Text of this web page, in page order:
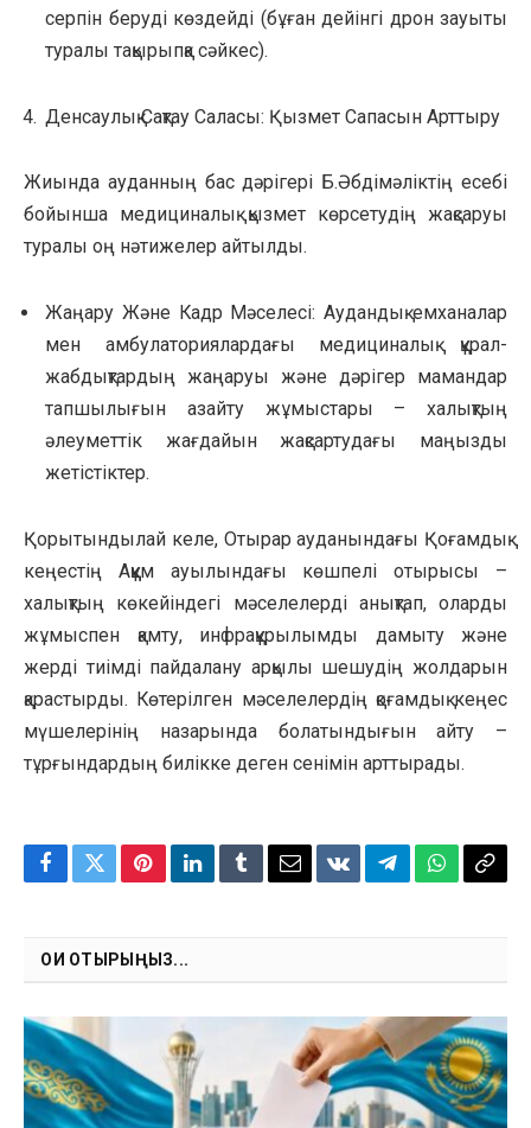
серпін беруді көздейді (бұған дейінгі дрон зауыты
туралы тақырыпқа сәйкес).
Денсаулық Сақтау Саласы: Қызмет Сапасын Арттыру
Жиында ауданның бас дәрігері Б.Әбдімәліктің есебі
бойынша медициналық қызмет көрсетудің жақсаруы
туралы оң нәтижелер айтылды.
Жаңару Және Кадр Мәселесі: Аудандық емханалар
мен амбулаториялардағы медициналық құрал-
жабдықтардың жаңаруы және дәрігер мамандар
тапшылығын азайту жұмыстары – халықтың
әлеуметтік жағдайын жақсартудағы маңызды
жетістіктер.
Қорытындылай келе, Отырар ауданындағы Қоғамдық
кеңестің Аққұм ауылындағы көшпелі отырысы –
халықтың көкейіндегі мәселелерді анықтап, оларды
жұмыспен қамту, инфрақұрылымды дамыту және
жерді тиімді пайдалану арқылы шешудің жолдарын
қарастырды. Көтерілген мәселелердің қоғамдық кеңес
мүшелерінің назарында болатындығын айту –
тұрғындардың билікке деген сенімін арттырады.
Facebook
TwitterPinterestLinkedInTumblrEmailVKontakte
TelegramWhatsApp
Copy
ОҚИ ОТЫРЫҢЫЗ...